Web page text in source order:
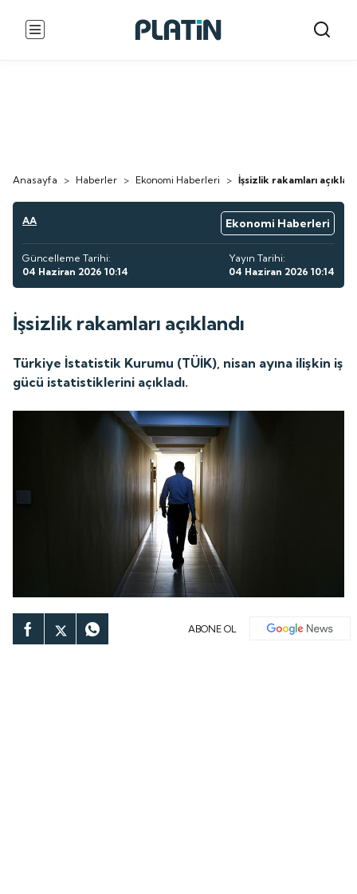
Anasayfa > Haberler > Ekonomi Haberleri > İşsizlik rakamları
AA Ekonomi Haberleri
Güncelleme Tarihi:
04 Haziran 2026 10:14
Yayın Tarihi:
04 Haziran 2026 10:14
İşsizlik rakamları açıklandı
Türkiye İstatistik Kurumu (TÜİK), nisan ayına ilişkin iş
gücü istatistiklerini açıkladı.
ABONE OL